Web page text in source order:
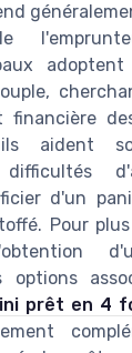
aident
d'un
Pour
options
prêt en 4